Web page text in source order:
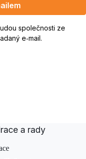
společnosti ze
e‑mail.
a rady